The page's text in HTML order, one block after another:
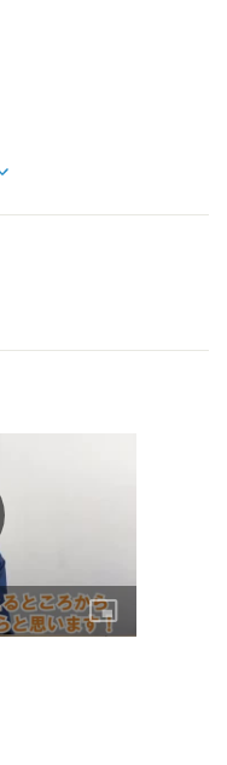
Picture-
in-